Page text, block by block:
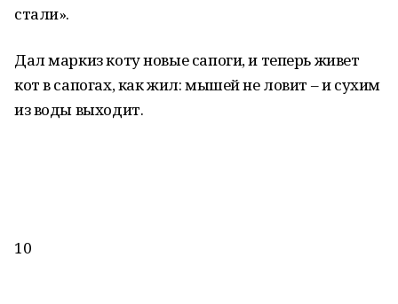
стали».
Дал маркиз коту новые сапоги, и теперь живет
кот в сапогах, как жил: мышей не ловит – и сухим
из воды выходит.
10